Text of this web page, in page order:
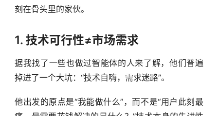
刻在骨头里的家伙。
1. 技术可行性≠市场需求
据我找了一些也做过智能体的人来了解，他们普遍
掉进了一个大坑：“技术自嗨，需求迷路”。
他出发的原点是“我能做什么”，而不是“用户此刻最